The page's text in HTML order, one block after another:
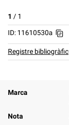
1 / 1
ID: 11610530a
Registre bibliogràfic
Marca
Nota